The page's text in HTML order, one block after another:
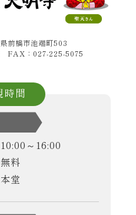
前橋市池端町503
FAX：027-225-5075
時間
10:00～16:00
無料
本堂